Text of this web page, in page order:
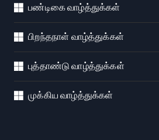
பண்டிகை வாழ்த்துக்கள்
பிறந்தநாள் வாழ்த்துக்கள்
புத்தாண்டு வாழ்த்துக்கள்
முக்கிய வாழ்த்துக்கள்